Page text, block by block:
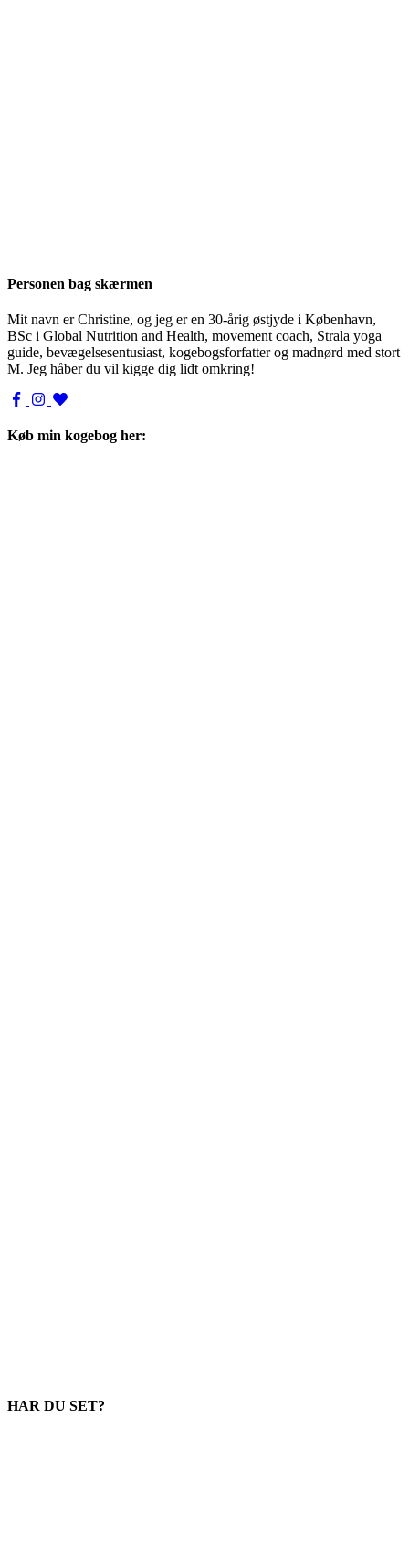
Personen bag skærmen
Mit navn er Christine, og jeg er en 30-årig østjyde i København,
BSc i Global Nutrition and Health, movement coach, Strala yoga
guide, bevægelsesentusiast, kogebogsforfatter og madnørd med stort
M. Jeg håber du vil kigge dig lidt omkring!
Køb min kogebog her:
HAR DU SET?